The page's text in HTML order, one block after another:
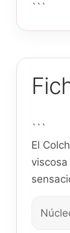
```
```
El